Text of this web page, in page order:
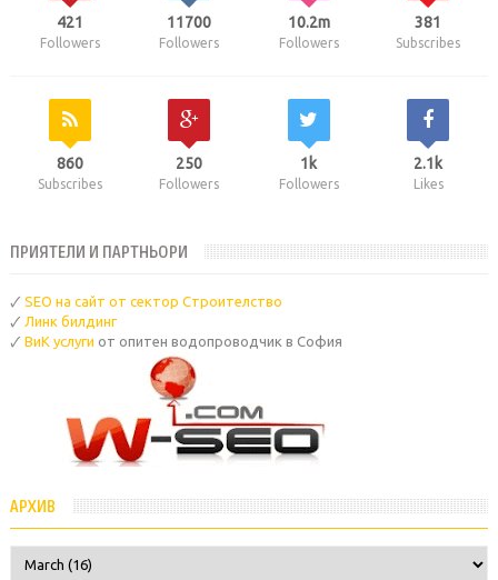
421
Followers
11700
Followers
10.2m
Followers
381
Subscribes
860
Subscribes
250
Followers
1k
Followers
2.1k
Likes
ПРИЯТЕЛИ И ПАРТНЬОРИ
🗸 SEO на сайт от сектор Строителство
🗸 Линк билдинг
🗸 ВиК услуги от опитен водопроводчик в София
АРХИВ